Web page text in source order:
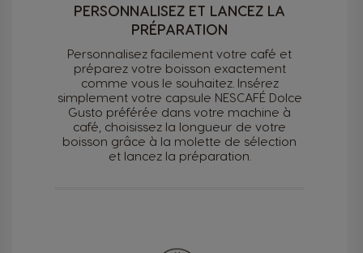
PERSONNALISEZ ET LANCEZ LA
PRÉPARATION
Personnalisez facilement votre café et
préparez votre boisson exactement
comme vous le souhaitez. Insérez
simplement votre capsule NESCAFÉ Dolce
Gusto préférée dans votre machine à
café, choisissez la longueur de votre
boisson grâce à la molette de sélection
et lancez la préparation.